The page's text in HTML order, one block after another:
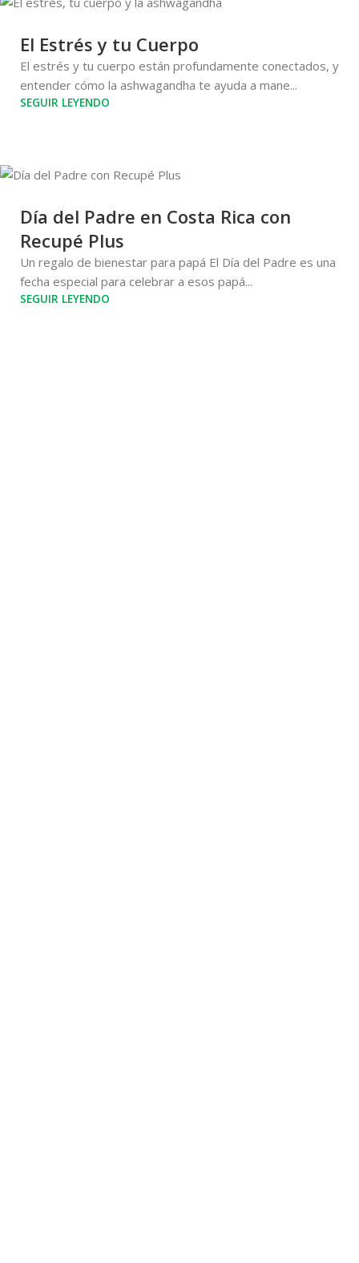
El Estrés y tu Cuerpo
El estrés y tu cuerpo están profundamente conectados, y
entender cómo la ashwagandha te ayuda a mane...
SEGUIR LEYENDO
Día del Padre en Costa Rica con
Recupé Plus
Un regalo de bienestar para papá El Día del Padre es una
fecha especial para celebrar a esos papá...
SEGUIR LEYENDO